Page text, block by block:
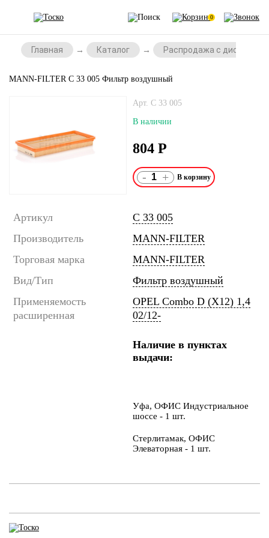
0
Главная Каталог Распродажа с дисконтом
MANN-FILTER C 33 005 Фильтр воздушный
Арт. C 33 005
В наличии
804 Р
- +
Артикул
C 33 005
Производитель
MANN-FILTER
Торговая марка
MANN-FILTER
Вид/Тип
Фильтр воздушный
Применяемость
расширенная
OPEL Combo D (X12) 1,4
02/12-
Наличие в пунктах
выдачи:
Уфа, ОФИС Индустриальное
шоссе - 1 шт.
Стерлитамак, ОФИС
Элеваторная - 1 шт.